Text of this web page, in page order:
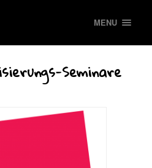
MENU
Seminare